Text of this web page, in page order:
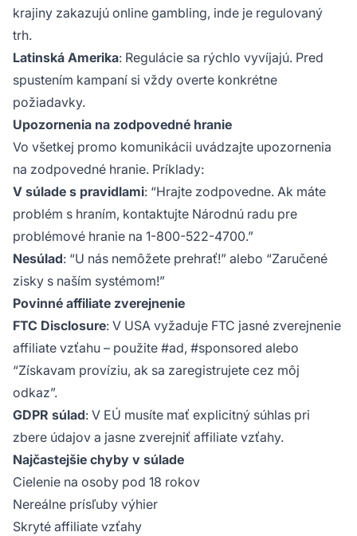
krajiny zakazujú online gambling, inde je regulovaný
trh.
Latinská Amerika: Regulácie sa rýchlo vyvíjajú. Pred
spustením kampaní si vždy overte konkrétne
požiadavky.
Upozornenia na zodpovedné hranie
Vo všetkej promo komunikácii uvádzajte upozornenia
na zodpovedné hranie. Príklady:
V súlade s pravidlami: “Hrajte zodpovedne. Ak máte
problém s hraním, kontaktujte Národnú radu pre
problémové hranie na 1-800-522-4700.”
Nesúlad: “U nás nemôžete prehrať!” alebo “Zaručené
zisky s naším systémom!”
Povinné affiliate zverejnenie
FTC Disclosure: V USA vyžaduje FTC jasné zverejnenie
affiliate vzťahu – použite #ad, #sponsored alebo
“Získavam províziu, ak sa zaregistrujete cez môj
odkaz”.
GDPR súlad: V EÚ musíte mať explicitný súhlas pri
zbere údajov a jasne zverejniť affiliate vzťahy.
Najčastejšie chyby v súlade
Cielenie na osoby pod 18 rokov
Nereálne prísľuby výhier
Skryté affiliate vzťahy